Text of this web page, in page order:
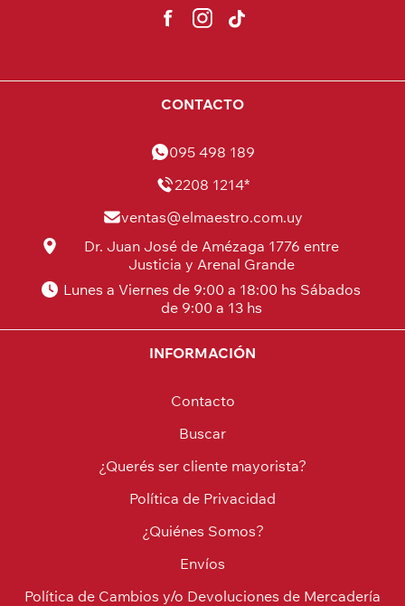
CONTACTO
095 498 189
2208 1214*
ventas@elmaestro.com.uy
Dr. Juan José de Amézaga 1776 entre
Justicia y Arenal Grande
Lunes a Viernes de 9:00 a 18:00 hs Sábados
de 9:00 a 13 hs
INFORMACIÓN
Contacto
Buscar
¿Querés ser cliente mayorista?
Política de Privacidad
¿Quiénes Somos?
Envíos
Política de Cambios y/o Devoluciones de Mercadería